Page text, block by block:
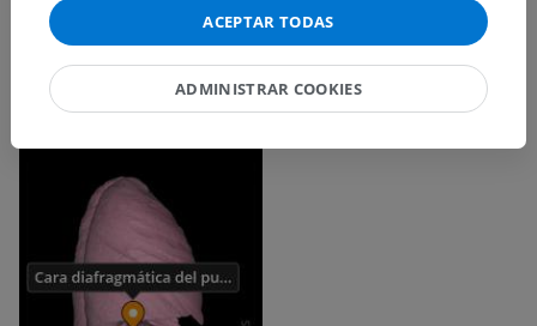
ACEPTAR TODAS
ADMINISTRAR COOKIES